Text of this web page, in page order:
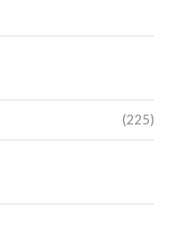
(225)